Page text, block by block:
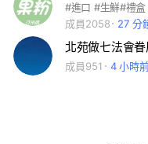
成員2058
27 分
北苑做七法會眷
成員951 4 小時